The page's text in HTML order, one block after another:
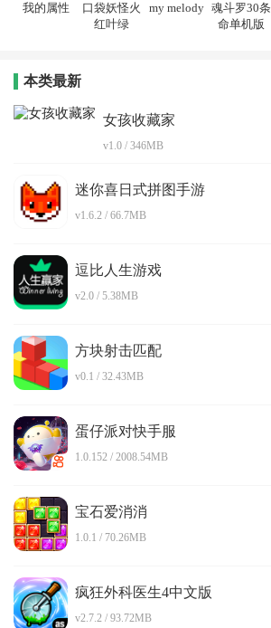
我的属性
口袋妖怪火
红叶绿
my melody 魂斗罗30条
命单机版
本类最新
女孩收藏家
v1.0 / 346MB
迷你喜日式拼图手游
v1.6.2 / 66.7MB
逗比人生游戏
v2.0 / 5.38MB
方块射击匹配
v0.1 / 32.43MB
蛋仔派对快手服
1.0.152 / 2008.54MB
宝石爱消消
1.0.1 / 70.26MB
疯狂外科医生4中文版
v2.7.2 / 93.72MB